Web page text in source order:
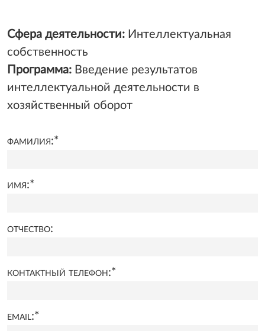
Сфера деятельности: Интеллектуальная
собственность
Программа: Введение результатов
интеллектуальной деятельности в
хозяйственный оборот
фамилия:*
имя:*
отчество:
контактный телефон:*
email:*